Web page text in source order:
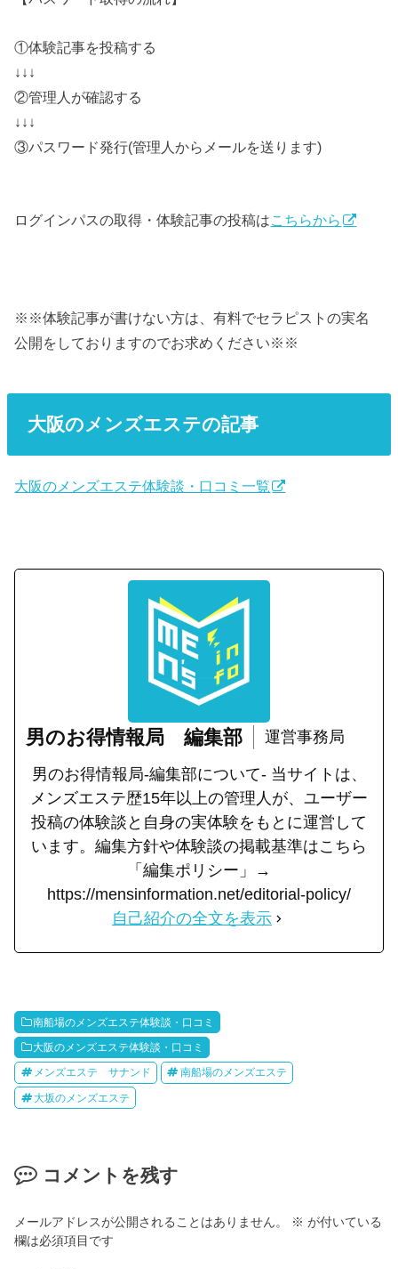
①体験記事を投稿する
↓↓↓
②管理人が確認する
↓↓↓
③パスワード発行(管理人からメールを送ります)
ログインパスの取得・体験記事の投稿はこちらから
※※体験記事が書けない方は、有料でセラピストの実名
公開をしておりますのでお求めください※※
大阪のメンズエステの記事
大阪のメンズエステ体験談・口コミ一覧
男のお得情報局 編集部 運営事務局
男のお得情報局-編集部について- 当サイトは、
メンズエステ歴15年以上の管理人が、ユーザー
投稿の体験談と自身の実体験をもとに運営して
います。編集方針や体験談の掲載基準はこちら
「編集ポリシー」→
https://mensinformation.net/editorial-policy/
自己紹介の全文を表示
南船場のメンズエステ体験談・口コミ
大阪のメンズエステ体験談・口コミ
メンズエステ サナンド 南船場のメンズエステ
大坂のメンズエステ
コメントを残す
メールアドレスが公開されることはありません。 ※ が付いている
欄は必須項目です